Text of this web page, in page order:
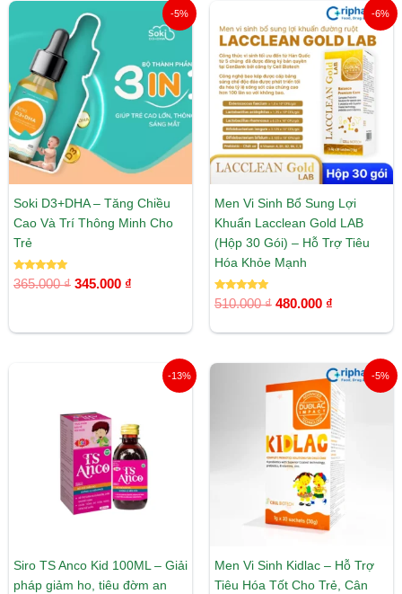
-5%
Soki D3+DHA – Tăng Chiều
Cao Và Trí Thông Minh Cho
Trẻ
Được xếp
hạng
365.000₫
gốc
là:
365.000 ₫.
345.000 ₫
hiện
345.000 ₫.
-6%
Men Vi Sinh Bổ Sung Lợi
Khuẩn Lacclean Gold LAB
(Hộp 30 Gói) – Hỗ Trợ Tiêu
Hóa Khỏe Mạnh
Được xếp
hạng
510.000₫
gốc
là:
510.000 ₫.
480.000 ₫
Giá
hiện
tại
là:
480.000 ₫.
-13%
Siro TS Anco Kid 100ML – Giải
pháp giảm ho, tiêu đờm an
135.000 ₫.
118.000 ₫.
-5%
Men Vi Sinh Kidlac – Hỗ Trợ
Tiêu Hóa Tốt Cho Trẻ, Cân
gốc
là:
386.000 ₫.
Giá
hiện
tại
là:
365.000 ₫.